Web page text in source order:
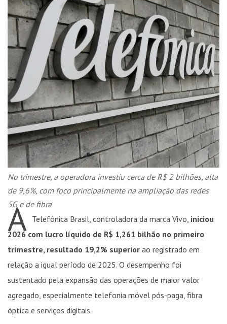
No trimestre, a operadora investiu cerca de R$ 2 bilhões, alta
de 9,6%, com foco principalmente na ampliação das redes
5G e de fibra
A Telefônica Brasil, controladora da marca Vivo, iniciou
2026 com lucro líquido de R$ 1,261 bilhão no primeiro
trimestre, resultado 19,2% superior ao registrado em
relação a igual período de 2025. O desempenho foi
sustentado pela expansão das operações de maior valor
agregado, especialmente telefonia móvel pós-paga, fibra
óptica e serviços digitais.